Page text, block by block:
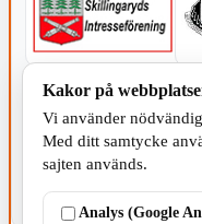
KOMMUNEN
Kakor på
Vi använder
Med ditt samtycke
sajten används.
Analys (Google